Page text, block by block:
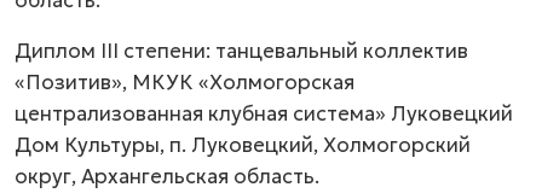
Диплом III степени: танцевальный коллектив
«Позитив», МКУК «Холмогорская
централизованная клубная система» Луковецкий
Дом Культуры, п. Луковецкий, Холмогорский
округ, Архангельская область.